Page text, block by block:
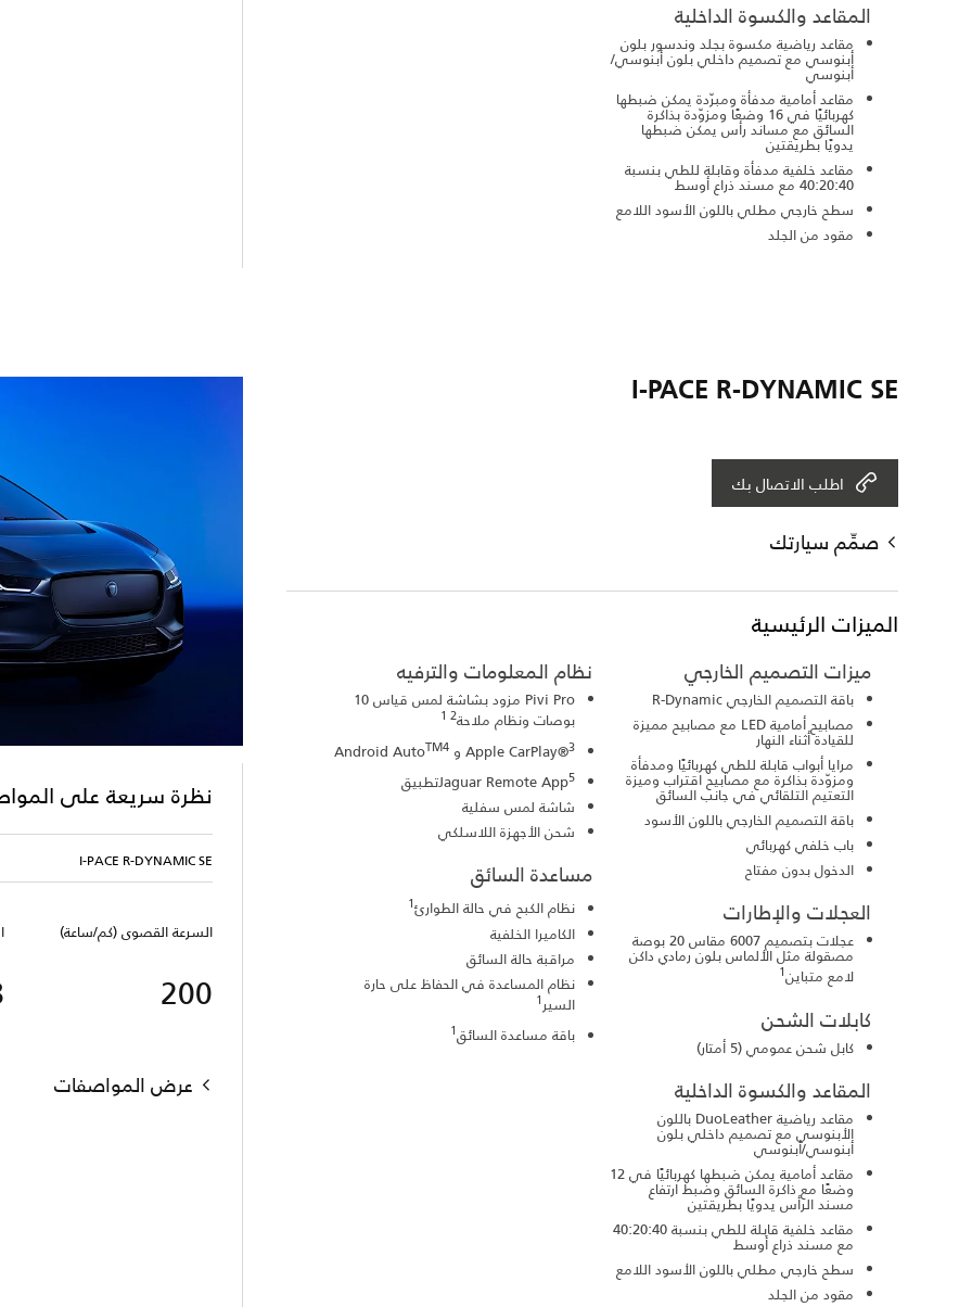
المقاعد والكسوة الداخلية
مقاعد رياضية مكسوة بجلد وندسور بلون
أبنوسي مع تصميم داخلي بلون أبنوسي/
أبنوسي
مقاعد أمامية مدفأة ومبرّدة يمكن ضبطها
كهربائيًا في 16 وضعًا ومزوّدة بذاكرة
السائق مع مساند رأس يمكن ضبطها
يدويًا بطريقتين
مقاعد خلفية مدفأة وقابلة للطي بنسبة
40:20:40 مع مسند ذراع أوسط
سطح خارجي مطلي باللون الأسود اللامع
مقود من الجلد
I-PACE R-DYNAMIC SE
اطلب الاتصال بك
صمِّم سيارتك
نظرة سريعة على
I-PACE R-DYNAMIC SE
السرعة القصوى (كم/ساعة)
200
عرض المواصفات
الميزات الرئيسية
ميزات التصميم الخارجي
باقة التصميم الخارجي R-Dynamic
مصابيح أمامية LED مع مصابيح مميزة
للقيادة أثناء النهار
مرايا أبواب قابلة للطي كهربائيًا ومدفأة
ومزوّدة بذاكرة مع مصابيح اقتراب وميزة
التعتيم التلقائي في جانب السائق
باقة التصميم الخارجي باللون الأسود
باب خلفي كهربائي
الدخول بدون مفتاح
العجلات والإطارات
عجلات بتصميم 6007 مقاس 20 بوصة
مصقولة مثل الألماس بلون رمادي داكن
لامع متباين1
كابلات الشحن
كابل شحن عمومي (5 أمتار)
المقاعد والكسوة الداخلية
مقاعد رياضية DuoLeather باللون
الأبنوسي مع تصميم داخلي بلون
أبنوسي/أبنوسي
مقاعد أمامية يمكن ضبطها كهربائيًا في 12
وضعًا مع ذاكرة السائق وضبط ارتفاع
مسند الرأس يدويًا بطريقتين
مقاعد خلفية قابلة للطي بنسبة 40:20:40
مع مسند ذراع أوسط
سطح خارجي مطلي باللون الأسود اللامع
مقود من الجلد
نظام المعلومات والترفيه
Pivi Pro مزود بشاشة لمس قياس 10
بوصات ونظام ملاحة2 1
Apple CarPlay®3 و Android Auto TM4
Jaguar Remote App5
تطبيق
شاشة لمس سفلية
شحن الأجهزة اللاسلكي
مساعدة السائق
نظام الكبح في حالة الطوارئ1
الكاميرا الخلفية
مراقبة حالة السائق
نظام المساعدة في الحفاظ على حارة
السير1
باقة مساعدة السائق1